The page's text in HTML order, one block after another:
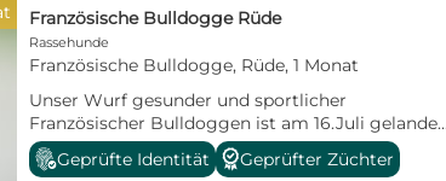
Französische Bulldogge Rüde
Rassehunde
Französische Bulldogge, Rüde, 1 Monat
Unser Wurf gesunder und sportlicher
Französischer Bulldoggen ist am 16.Juli gelandet
sie entwickeln sich prächtig und wir vergeben
nun unsere Termine zum persönlichen
Geprüfte Identität Geprüfter Züchter